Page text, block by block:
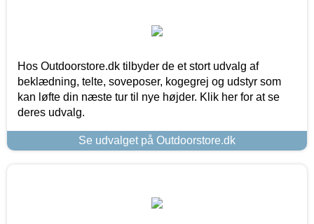
Hos Outdoorstore.dk tilbyder de et stort udvalg af
beklædning, telte, soveposer, kogegrej og udstyr som
kan løfte din næste tur til nye højder. Klik her for at se
deres udvalg.
Se udvalget på Outdoorstore.dk